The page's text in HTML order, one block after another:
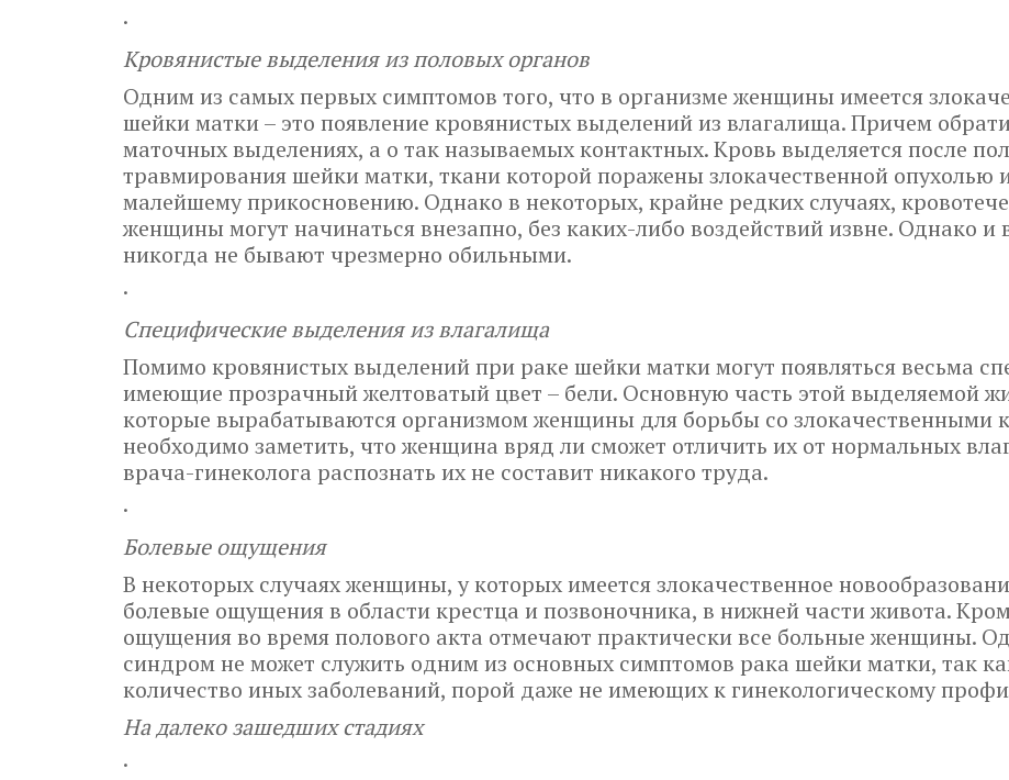
·
Кровянистые выделения из половых органов
Одним из самых первых симптомов того, что в организме женщины имеется
шейки матки – это появление кровянистых выделений из влагалища. Причем
маточных выделениях, а о так называемых контактных. Кровь выделяется после
травмирования шейки матки, ткани которой поражены злокачественной опухолью
малейшему прикосновению. Однако в некоторых, крайне редких случаях,
женщины могут начинаться внезапно, без каких-либо воздействий извне. Однако и
никогда не бывают чрезмерно обильными.
·
Специфические выделения из влагалища
Помимо кровянистых выделений при раке шейки матки могут появляться весьма
имеющие прозрачный желтоватый цвет – бели. Основную часть этой выделяемой
которые вырабатываются организмом женщины для борьбы со злокачественными
необходимо заметить, что женщина вряд ли сможет отличить их от нормальных
врача-гинеколога распознать их не составит никакого труда.
·
Болевые ощущения
В некоторых случаях женщины, у которых имеется злокачественное
болевые ощущения в области крестца и позвоночника, в нижней части живота.
ощущения во время полового акта отмечают практически все больные женщины.
синдром не может служить одним из основных симптомов рака шейки матки, так
количество иных заболеваний, порой даже не имеющих к гинекологическому
На далеко зашедших стадиях
·